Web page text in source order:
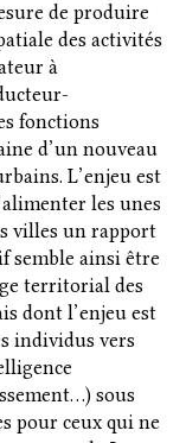
de produire
des activités
à
fonctions
d’un nouveau
L’enjeu est
les unes
villes un rapport
semble ainsi être
territorial des
dont l’enjeu est
individus vers
sous
pour ceux qui ne